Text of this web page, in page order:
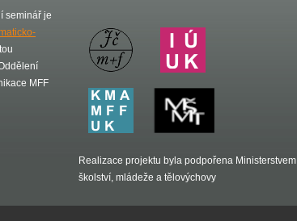
seminář je
MFF
Realizace projektu byla podpořena Ministerstvem
školství, mládeže a tělovýchovy